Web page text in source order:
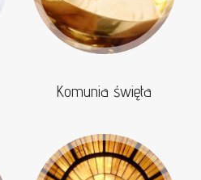
Komunia święta